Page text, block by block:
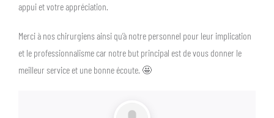
appui et votre appréciation.
Merci à nos chirurgiens ainsi qu’à notre personnel pour leur implication
et le professionnalisme car notre but principal est de vous donner le
meilleur service et une bonne écoute. 🤩